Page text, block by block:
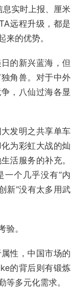
实时上报、厘米
远程升级，都是
来的优势。
的新兴蓝海，但
角兽。对于中外
，八仙过海各显
发明之共享单车
为彩虹大战的灿
活服务的补充。
一个几乎没有“内
新”没有太多用武
验。
性，中国市场的
的背后则有锻炼
等多元化需求。